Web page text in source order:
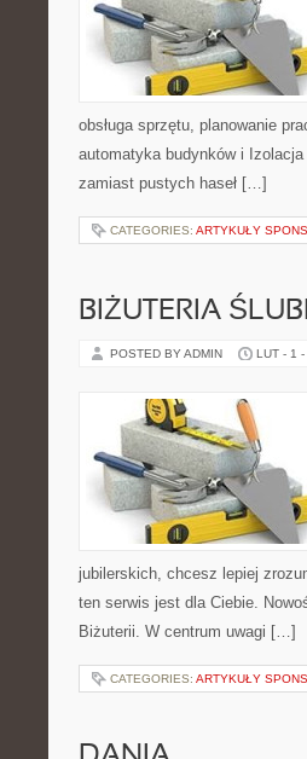
obsługa sprzętu, planowanie
automatyka budynków i
zamiast pustych haseł […]
CATEGORIES: ARTYKUŁY
BIŻUTERIA
POSTED BY ADMIN LUT - 1
jubilerskich, chcesz lepiej
ten serwis jest dla Ciebie.
Biżuterii. W centrum uwagi […]
CATEGORIES: ARTYKUŁY